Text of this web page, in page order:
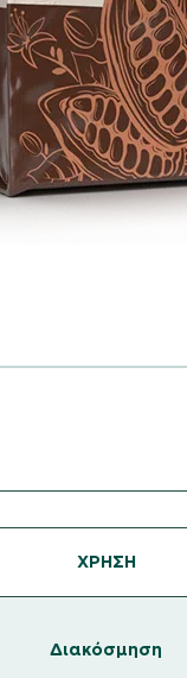
ΧΡΗΣΗ
Διακόσμηση